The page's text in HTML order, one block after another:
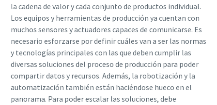
Ver todas nuestras industrias
Ver todo
Ver
Documentación y recursos
la cadena de valor y cada conjunto de productos individual.
Los equipos y herramientas de producción ya cuentan con
muchos sensores y actuadores capaces de comunicarse. Es
necesario esforzarse por definir cuáles van a ser las normas
y tecnologías principales con las que deben cumplir las
diversas soluciones del proceso de producción para poder
compartir datos y recursos. Además, la robotización y la
automatización también están haciéndose hueco en el
panorama. Para poder escalar las soluciones, debe